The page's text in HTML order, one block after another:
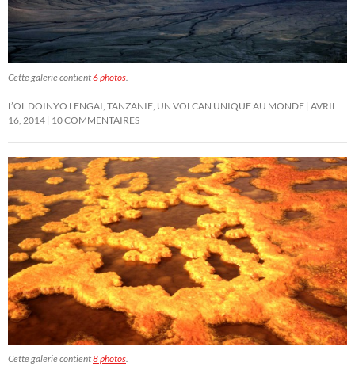
Cette galerie contient6 photos.
L’OL DOINYO LENGAI, TANZANIE, UN VOLCAN UNIQUE AU MONDE AVRIL
16, 2014 10 COMMENTAIRES
Cette galerie contient8 photos.